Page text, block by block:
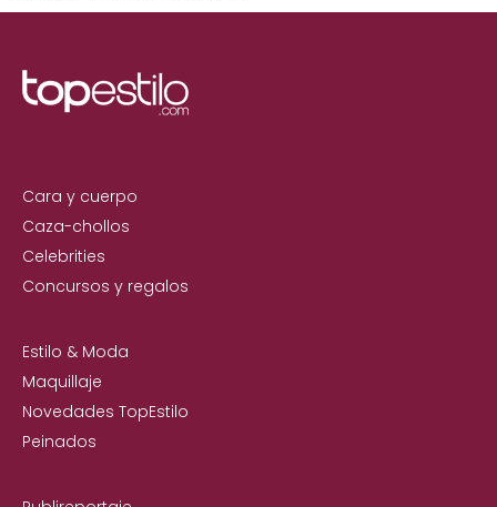
Cara y cuerpo
Caza-chollos
Celebrities
Concursos y regalos
Estilo & Moda
Maquillaje
Novedades TopEstilo
Peinados